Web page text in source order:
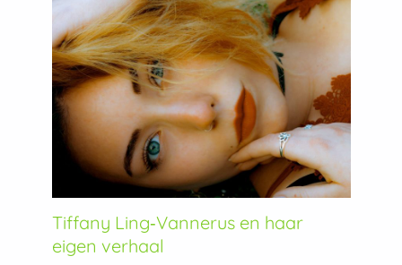
Tiffany Ling‑Vannerus en haar
eigen verhaal